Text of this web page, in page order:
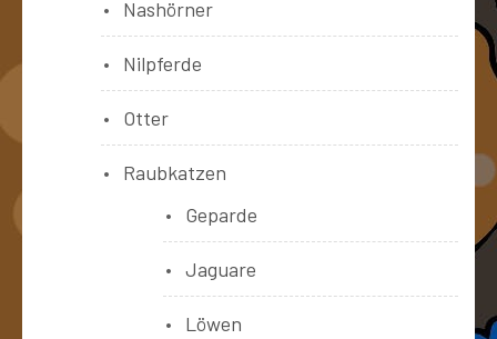
Nashörner
Nilpferde
Otter
Raubkatzen
Geparde
Jaguare
Löwen